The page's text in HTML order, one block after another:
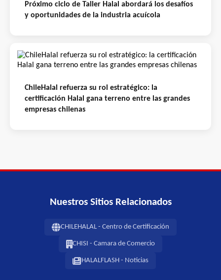
Próximo ciclo de Taller Halal abordará los desafíos
y oportunidades de la industria acuícola
ChileHalal refuerza su rol estratégico: la
certificación Halal gana terreno entre las grandes
empresas chilenas
Nuestros Sitios Relacionados
CHILEHALAL - Centro de Certificación
CHISI - Camara de Comercio
HALALFLASH - Noticias